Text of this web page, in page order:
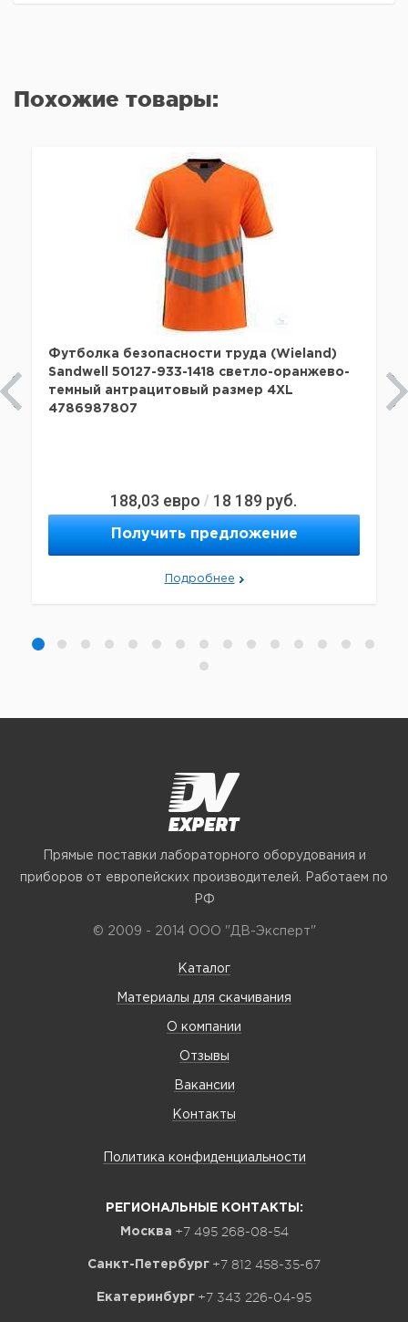
Похожие товары:
Футболка безопасности труда (Wieland)
Sandwell 50127-933-1418 светло-оранжево-
темный антрацитовый размер 4XL
4786987807
188,03 евро / 18 189 руб.
Получить предложение
Подробнее
Прямые поставки лабораторного оборудования и
приборов от европейских производителей. Работаем по
РФ
© 2009 - 2014 ООО "ДВ-Эксперт"
Каталог
Материалы для скачивания
О компании
Отзывы
Вакансии
Контакты
Политика конфиденциальности
РЕГИОНАЛЬНЫЕ КОНТАКТЫ:
Москва +7 495 268-08-54
Санкт-Петербург +7 812 458-35-67
Екатеринбург +7 343 226-04-95